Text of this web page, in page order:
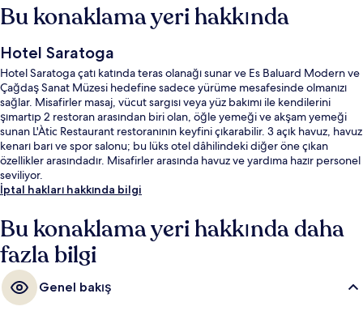
Bu konaklama yeri hakkında
Hotel Saratoga
Hotel Saratoga çatı katında teras olanağı sunar ve Es Baluard Modern ve
Çağdaş Sanat Müzesi hedefine sadece yürüme mesafesinde olmanızı
sağlar. Misafirler masaj, vücut sargısı veya yüz bakımı ile kendilerini
şımartıp 2 restoran arasından biri olan, öğle yemeği ve akşam yemeği
sunan L'Àtic Restaurant restoranının keyfini çıkarabilir. 3 açık havuz, havuz
kenarı barı ve spor salonu; bu lüks otel dâhilindeki diğer öne çıkan
özellikler arasındadır. Misafirler arasında havuz ve yardıma hazır personel
seviliyor.
İptal hakları hakkında bilgi
Bu konaklama yeri hakkında daha
fazla bilgi
Genel bakış